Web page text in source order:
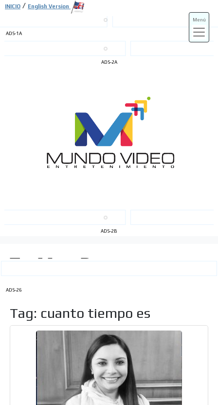
ADS-1A
ADS-2A
ADS-2B
Menú
INICIO / English Version
ADS-26
Tag: cuanto tiempo es